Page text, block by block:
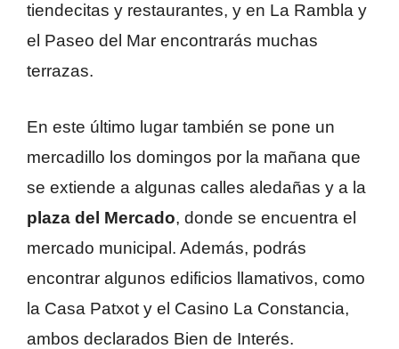
tiendecitas y restaurantes, y en La Rambla y
el Paseo del Mar encontrarás muchas
terrazas.
En este último lugar también se pone un
mercadillo los domingos por la mañana que
se extiende a algunas calles aledañas y a la
plaza del Mercado, donde se encuentra el
mercado municipal. Además, podrás
encontrar algunos edificios llamativos, como
la Casa Patxot y el Casino La Constancia,
ambos declarados Bien de Interés.